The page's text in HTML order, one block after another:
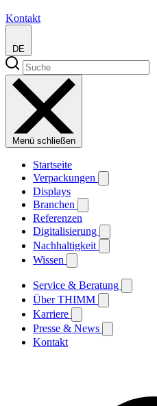
Kontakt
DE
Menü schließen
Startseite
Verpackungen
Displays
Branchen
Referenzen
Digitalisierung
Nachhaltigkeit
Wissen
Service & Beratung
Über THIMM
Karriere
Presse & News
Kontakt